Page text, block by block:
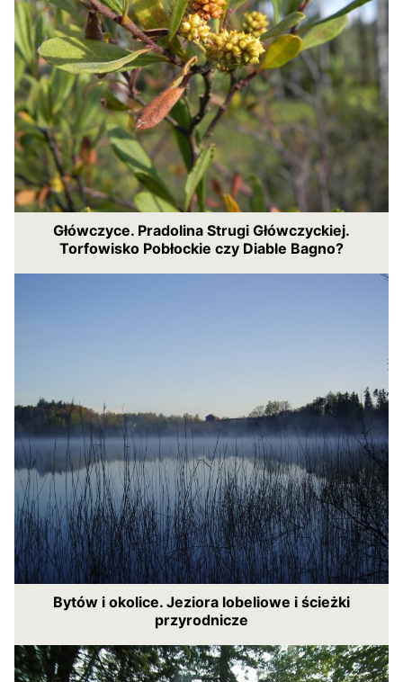
Główczyce. Pradolina Strugi Główczyckiej.
Torfowisko Pobłockie czy Diable Bagno?
Bytów i okolice. Jeziora lobeliowe i ścieżki
przyrodnicze